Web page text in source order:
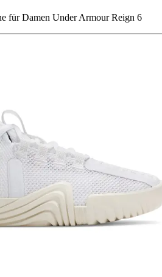
für Damen Under Armour Reign 6